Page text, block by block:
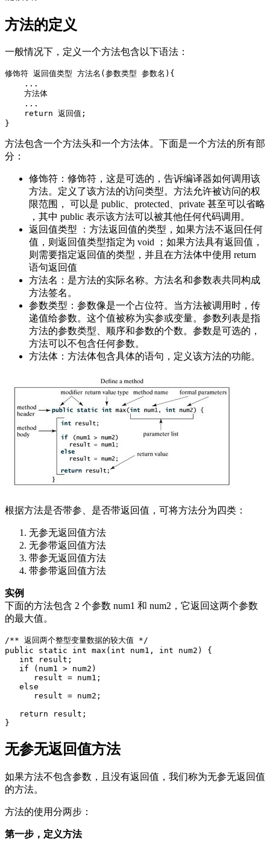
方法的定义
一般情况下，定义一个方法包含以下语法：
修饰符 返回值类型 方法名(参数类型 参数名){
    ...
    方法体
    ...
    return 返回值;
}
方法包含一个方法头和一个方法体。下面是一个方法的所有部
分：
修饰符：修饰符，这是可选的，告诉编译器如何调用该
方法。定义了该方法的访问类型。方法允许被访问的权
限范围， 可以是 public、protected、private 甚至可以省略
，其中 public 表示该方法可以被其他任何代码调用。
返回值类型 ：方法返回值的类型，如果方法不返回任何
值，则返回值类型指定为 void ；如果方法具有返回值，
则需要指定返回值的类型，并且在方法体中使用 return
语句返回值
方法名：是方法的实际名称。方法名和参数表共同构成
方法签名。
参数类型：参数像是一个占位符。当方法被调用时，传
递值给参数。这个值被称为实参或变量。参数列表是指
方法的参数类型、顺序和参数的个数。参数是可选的，
方法可以不包含任何参数。
方法体：方法体包含具体的语句，定义该方法的功能。
根据方法是否带参、是否带返回值，可将方法分为四类：
无参无返回值方法
无参带返回值方法
带参无返回值方法
带参带返回值方法
实例
下面的方法包含 2 个参数 num1 和 num2，它返回这两个参数
的最大值。
/** 返回两个整型变量数据的较大值 */
public static int max(int num1, int num2) {
   int result;
   if (num1 > num2)
      result = num1;
   else
      result = num2;
   return result;
}
无参无返回值方法
如果方法不包含参数，且没有返回值，我们称为无参无返回值
的方法。
方法的使用分两步：
第一步，定义方法